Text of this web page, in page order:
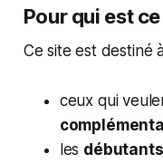
Pour qui est
Ce site est destiné
ceux qui
les